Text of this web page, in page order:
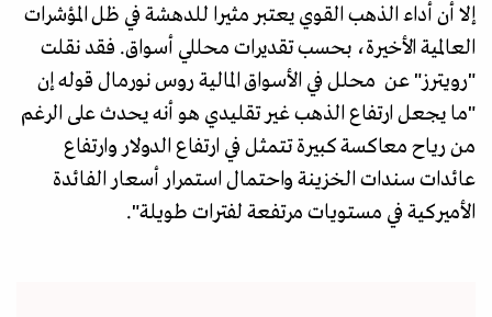
إلا أن أداء الذهب القوي يعتبر مثيرا للدهشة في ظل المؤشرات
العالمية الأخيرة، بحسب تقديرات محللي أسواق. فقد نقلت
"رويترز" عن محلل في الأسواق المالية روس نورمال قوله إن
"ما يجعل ارتفاع الذهب غير تقليدي هو أنه يحدث على الرغم
من رياح معاكسة كبيرة تتمثل في ارتفاع الدولار وارتفاع
عائدات سندات الخزينة واحتمال استمرار أسعار الفائدة
الأميركية في مستويات مرتفعة لفترات طويلة".